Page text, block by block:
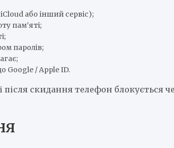
або інший сервіс);
пам’яті;
паролів;
Google / Apple ID.
скидання телефон блокується